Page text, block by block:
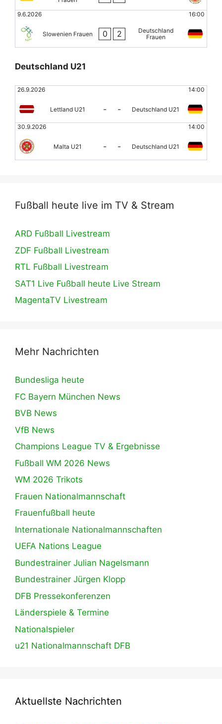
9.6.2026 16:00
Slowenien Frauen 0 2
Deutschland
Frauen
Deutschland U21
26.9.2026 14:00
Lettland U21 - - Deutschland U21
30.9.2026 14:00
Malta U21 - - Deutschland U21
Fußball heute live im TV & Stream
ARD Fußball Livestream
ZDF Fußball Livestream
RTL Fußball Livestream
SAT1 Live Fußball heute Live Stream
MagentaTV Livestream
Mehr Nachrichten
Bundesliga heute
FC Bayern München News
BVB News
VfB News
Champions League TV & Ergebnisse
Fußball WM 2026 News
WM 2026 Trikots
Frauen Nationalmannschaft
Frauenfußball heute
Internationale Nationalmannschaften
UEFA Nations League
Bundestrainer Julian Nagelsmann
Bundestrainer Jürgen Klopp
DFB Pressekonferenzen
Länderspiele & Termine
Nationalspieler
u21 Nationalmannschaft DFB
Aktuellste Nachrichten